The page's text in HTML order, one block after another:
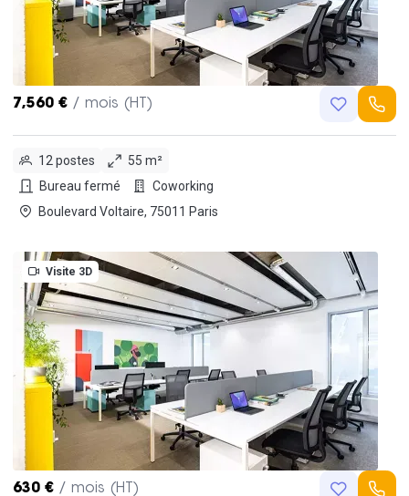
7,560 € / mois (HT)
12 postes
55 m²
Bureau fermé
Coworking
Boulevard Voltaire, 75011 Paris
Visite 3D
630 € / mois (HT)